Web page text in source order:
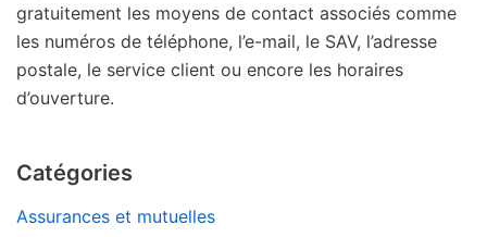
gratuitement les moyens de contact associés comme
les numéros de téléphone, l’e-mail, le SAV, l’adresse
postale, le service client ou encore les horaires
d’ouverture.
Catégories
Assurances et mutuelles